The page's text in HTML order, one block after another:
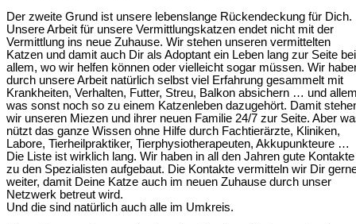
Der zweite Grund ist unsere lebenslange Rückendeckung für Dich.
Unsere Arbeit für unsere Vermittlungskatzen endet nicht mit der
Vermittlung ins neue Zuhause. Wir stehen unseren vermittelten
Katzen und damit auch Dir als Adoptant ein Leben lang zur Seite bei
allem, wo wir helfen können oder vielleicht sogar müssen. Wir
durch unsere Arbeit natürlich selbst viel Erfahrung gesammelt mit
Krankheiten, Verhalten, Futter, Streu, Balkon absichern … und
was sonst noch so zu einem Katzenleben dazugehört. Damit
wir unseren Miezen und ihrer neuen Familie 24/7 zur Seite. Aber
nützt das ganze Wissen ohne Hilfe durch Fachtierärzte, Kliniken,
Labore, Tierheilpraktiker, Tierphysiotherapeuten, Akkupunkteure …
Die Liste ist wirklich lang. Wir haben in all den Jahren gute Kontakte
zu den Spezialisten aufgebaut. Die Kontakte vermitteln wir Dir
weiter, damit Deine Katze auch im neuen Zuhause durch unser
Netzwerk betreut wird.
Und die sind natürlich auch alle im Umkreis.